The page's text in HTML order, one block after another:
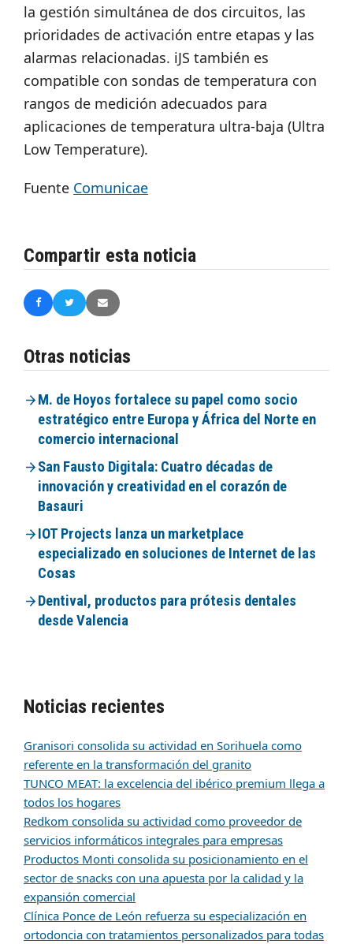
la gestión simultánea de dos circuitos, las
prioridades de activación entre etapas y las
alarmas relacionadas. iJS también es
compatible con sondas de temperatura con
rangos de medición adecuados para
aplicaciones de temperatura ultra-baja (Ultra
Low Temperature).​
Fuente Comunicae
Compartir esta noticia
Otras noticias
M. de Hoyos fortalece su papel como socio
estratégico entre Europa y África del Norte en
comercio internacional
San Fausto Digitala: Cuatro décadas de
innovación y creatividad en el corazón de
Basauri
IOT Projects lanza un marketplace
especializado en soluciones de Internet de las
Cosas
Dentival, productos para prótesis dentales
desde Valencia
Noticias recientes
Granisori consolida su actividad en Sorihuela como
referente en la transformación del granito
TUNCO MEAT: la excelencia del ibérico premium llega a
todos los hogares
Redkom consolida su actividad como proveedor de
servicios informáticos integrales para empresas
Productos Monti consolida su posicionamiento en el
sector de snacks con una apuesta por la calidad y la
expansión comercial
Clínica Ponce de León refuerza su especialización en
ortodoncia con tratamientos personalizados para todas